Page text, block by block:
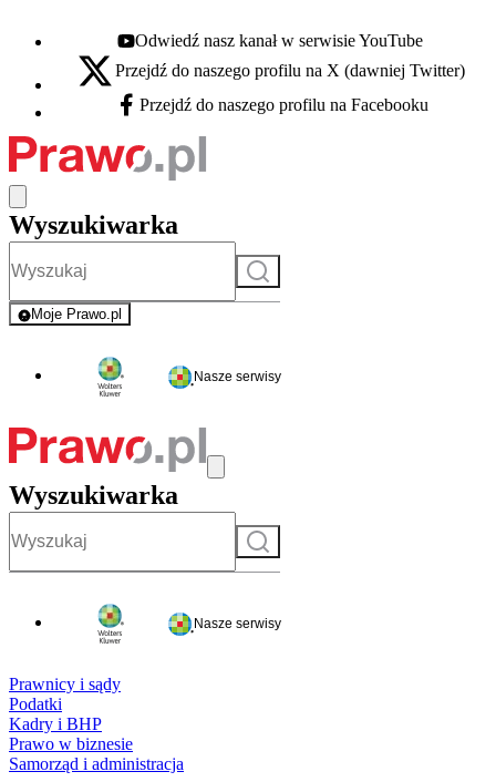
Youtube - otwiera się w nowej karcie
Odwiedź nasz kanał w serwisie YouTube
X - otwiera się w nowej karcie
Przejdź do naszego profilu na X (dawniej Twitter)
Facebook - otwiera się w nowej karcie
Przejdź do naszego profilu na Facebooku
Wyszukiwarka
Szukaj
Moje Prawo.pl
- rejestracja i logowanie do serwisu
Nasze serwisy
Wyszukiwarka
Szukaj
Nasze serwisy
Prawnicy i sądy
Podatki
Kadry i BHP
Prawo w biznesie
Samorząd i administracja